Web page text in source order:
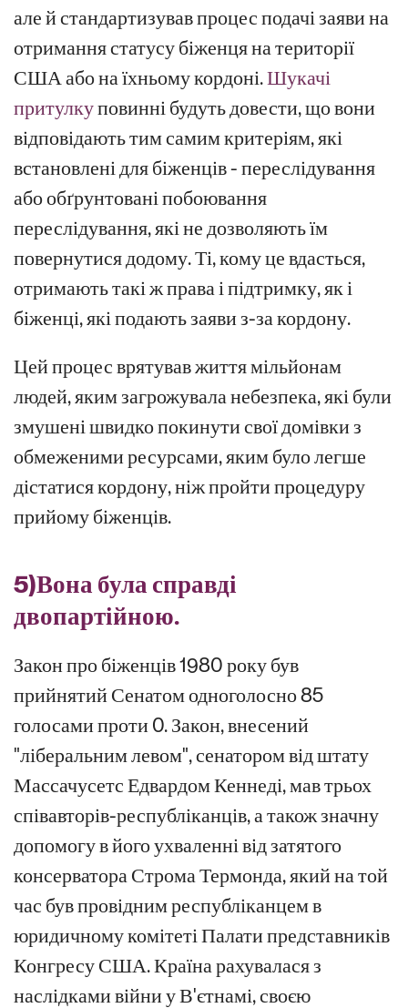
але й стандартизував процес подачі заяви на
отримання статусу біженця на території
США або на їхньому кордоні.Шукачі
притулкуповинні будуть довести, що вони
відповідають тим самим критеріям, які
встановлені для біженців - переслідування
або обґрунтовані побоювання
переслідування, які не дозволяють їм
повернутися додому. Ті, кому це вдасться,
отримають такі ж права і підтримку, як і
біженці, які подають заяви з-за кордону.
Цей процес врятував життя мільйонам
людей, яким загрожувала небезпека, які були
змушені швидко покинути свої домівки з
обмеженими ресурсами, яким було легше
дістатися кордону, ніж пройти процедуру
прийому біженців.
5)Вона була справді
двопартійною.
Закон про біженців 1980 року був
прийнятий Сенатом одноголосно 85
голосами проти 0. Закон, внесений
"ліберальним левом", сенатором від штату
Массачусетс Едвардом Кеннеді, мав трьох
співавторів-республіканців, а також значну
допомогу в його ухваленні від затятого
консерватора Строма Термонда, який на той
час був провідним республіканцем в
юридичному комітеті Палати представників
Конгресу США. Країна рахувалася з
наслідками війни у В'єтнамі, своєю